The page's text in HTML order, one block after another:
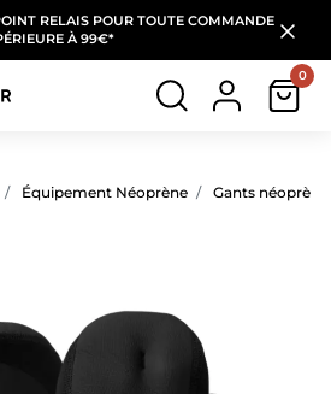
RELAIS POUR TOUTE COMMANDE
À 99€*
0
Équipement Néoprène Gants néoprène